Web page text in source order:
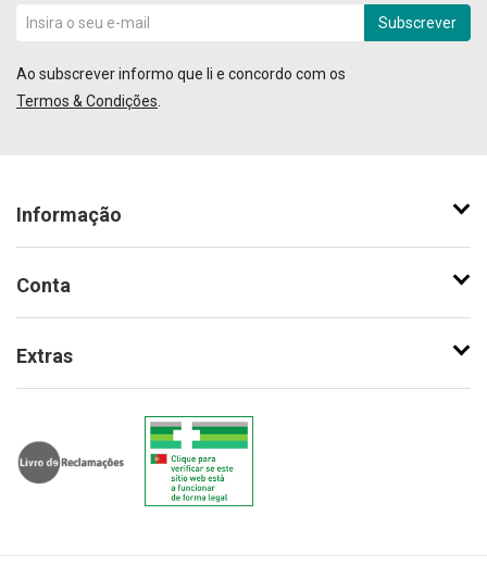
Subscrever
Ao subscrever informo que li e concordo com os
Termos & Condições
Informação
Conta
Extras